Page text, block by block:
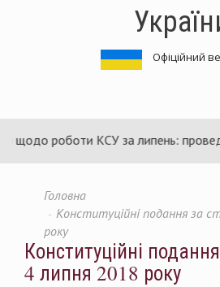
Офіційний
КСУ за липень: проведено 94
Головна
Конституційні подання за
року
Конституційні
4 липня 2018 року